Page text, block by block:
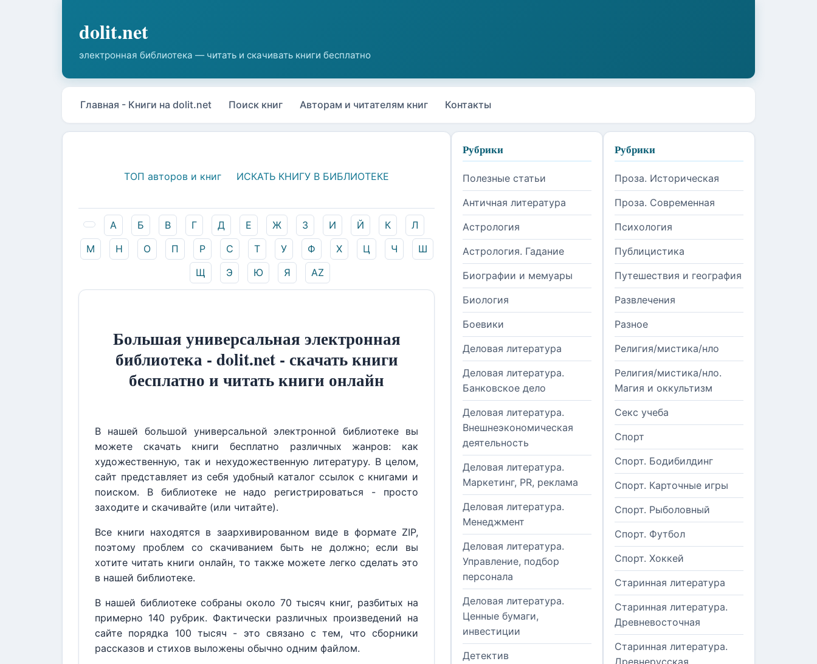
Главная - Книги на dolit.net Поиск книг Авторам и читателям книг Контакты
ТОП авторов и книг ИСКАТЬ КНИГУ В БИБЛИОТЕКЕ
А Б В Г Д Е Ж З И Й К
Л
М
Н О П Р С Т У Ф Х Ц Ч
Ш
Щ
Э Ю Я AZ
Большая универсальная электронная
библиотека - dolit.net - скачать книги
бесплатно и читать книги онлайн
В нашей большой универсальной электронной библиотеке вы
можете скачать книги бесплатно различных жанров: как
художественную, так и нехудожественную литературу. В целом,
сайт представляет из себя удобный каталог ссылок с книгами и
поиском. В библиотеке не надо регистрироваться - просто
заходите и скачивайте (или читайте).
Все книги находятся в заархивированном виде в формате ZIP,
поэтому проблем со скачиванием быть не должно; если вы
хотите читать книги онлайн, то также можете легко сделать это
в нашей библиотеке.
В нашей библиотеке собраны около 70 тысяч книг, разбитых на
примерно 140 рубрик. Фактически различных произведений на
сайте порядка 100 тысяч - это связано с тем, что сборники
рассказов и стихов выложены обычно одним файлом.
Рубрики
Полезные статьи
Античная литература
Астрология
Астрология. Гадание
Биографии и мемуары
Биология
Боевики
Деловая литература
Деловая литература.
Банковское дело
Деловая литература.
Внешнеэкономическая
деятельность
Деловая литература.
Маркетинг, PR, реклама
Деловая литература.
Менеджмент
Деловая литература.
Управление, подбор
персонала
Деловая литература.
Ценные бумаги,
инвестиции
Детектив
Рубрики
Проза. Историческая
Проза. Современная
Психология
Публицистика
Путешествия и география
Развлечения
Разное
Религия/мистика/нло
Религия/мистика/нло.
Магия и оккультизм
Секс учеба
Спорт
Спорт. Бодибилдинг
Спорт. Карточные игры
Спорт. Рыболовный
Спорт. Футбол
Спорт. Хоккей
Старинная литература
Старинная литература.
Древневосточная
Старинная литература.